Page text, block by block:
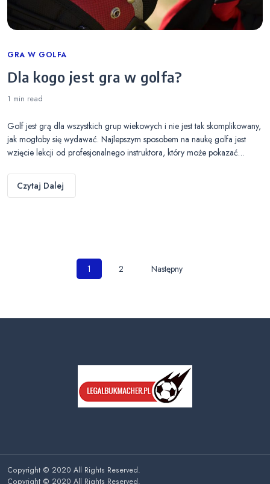
Categories
GRA W GOLFA
Dla kogo jest gra w golfa?
1 min read
Golf jest grą dla wszystkich grup wiekowych i nie jest tak skomplikowany,
jak mogłoby się wydawać. Najlepszym sposobem na naukę golfa jest
wzięcie lekcji od profesjonalnego instruktora, który może pokazać…
Czytaj Dalej
Nawigacja
1 2 Następny
Copyright © 2020 All Rights Reserved.
Copyright © 2020 All Rights Reserved.